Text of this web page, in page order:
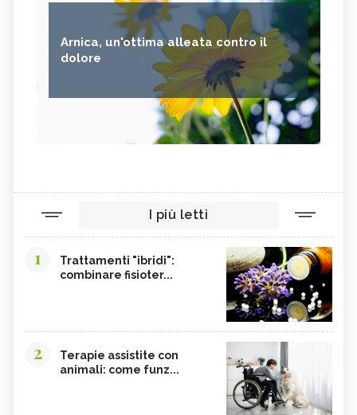
Arnica, un'ottima alleata contro il
dolore
I più letti
1
Trattamenti "ibridi":
combinare fisioter...
2
Terapie assistite con
animali: come funz...